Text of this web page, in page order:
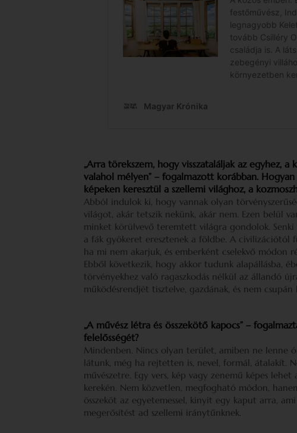
„Arra törekszem, hogy visszataláljak az egyhez,
valahol mélyen” – fogalmazott korábban.
képeken keresztül a szellemi világhoz, a
Abból indulok ki, hogy vannak olyan
világot, akár tetszik nekünk, akár nem. Ezen belül
minket körülvevő teremtett világra gondolok.
a fák gyökeret eresztenek a földbe. A civilizációtól
ha mi nem akarjuk, és emberként cselekvő módon
Ebből következik, hogy akkor tudunk alapállásba,
törvényekhez való ragaszkodás nélkül az állandó
működésrendjét tisztelve, gazdának, és nem csupán
„A művész létra és összekötő kapocs” –
felelősségét?
Mindenben. Nincs olyan terület, amiben ne lenne
látunk, még ha rejtetten is, nevel, formál, átalakít.
művészetre. Egy vers, kép vagy zenemű képes
kerekén. Nem közvetlen, megfogható módon,
összeköt az egyetemessel, kinyit egy kaput arra,
megerősítést ad szellemi iránytűnknek.